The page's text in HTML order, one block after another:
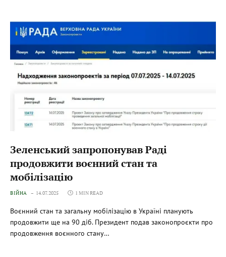
Зеленський запропонував Раді
продовжити воєнний стан та
мобілізацію
ВІЙНА 14.07.2025 1 MIN READ
Воєнний стан та загальну мобілізацію в Україні планують
продовжити ще на 90 діб. Президент подав законопроєкти про
продовження воєнного стану…